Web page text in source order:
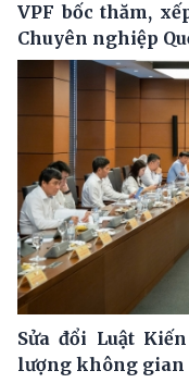
VPF bốc thăm,
Chuyên nghiệp
Sửa đổi Luật
lượng không gian